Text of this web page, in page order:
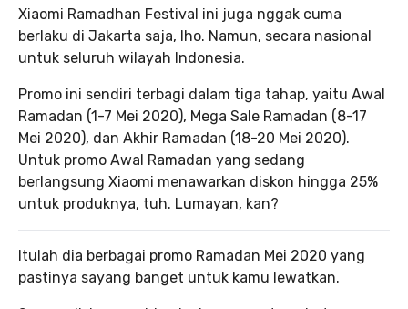
Xiaomi Ramadhan Festival ini juga nggak cuma
berlaku di Jakarta saja, lho. Namun, secara nasional
untuk seluruh wilayah Indonesia.
Promo ini sendiri terbagi dalam tiga tahap, yaitu Awal
Ramadan (1-7 Mei 2020), Mega Sale Ramadan (8-17
Mei 2020), dan Akhir Ramadan (18-20 Mei 2020).
Untuk promo Awal Ramadan yang sedang
berlangsung Xiaomi menawarkan diskon hingga 25%
untuk produknya, tuh. Lumayan, kan?
Itulah dia berbagai promo Ramadan Mei 2020 yang
pastinya sayang banget untuk kamu lewatkan.